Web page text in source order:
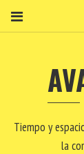
Tiempo y
la